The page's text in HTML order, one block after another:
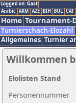
Logged on: Gast
Arabic ARM AZE BIH BUL CAT
Home Tournament-
Turnierschach-Elozahl
Allgemeines Turnier
Willkommen
Personennummer
Elolisten Stand